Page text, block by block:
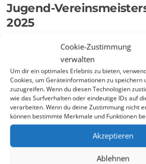
Cookie-Zustimmung
verwalten
Um dir ein optimales Erlebnis zu bieten,
Cookies, um Geräteinformationen zu speichern
zuzugreifen. Wenn du diesen Technologien
wie das Surfverhalten oder eindeutige IDs auf
verarbeiten. Wenn du deine Zustimmung nicht
können bestimmte Merkmale und Funktionen
Akzeptieren
Ablehnen
Jugend-
2025
Am Samstag, 5. Juli, fanden die diesjährigen
Vereinsmeisterschaften des TTC 1992
Bedingungen – die Sonne sorgte für ziemlich
der Halle – kämpften die Kids über fünf
Besonders erfreulich war, dass viele Neulinge
Jüngsten im Teilnehmerfeld den…